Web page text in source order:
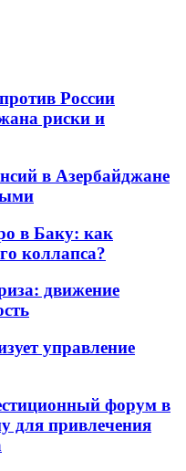
России
риски и
в Азербайджане
в Баку: как
коллапса?
движение
управление
форум в
для привлечения